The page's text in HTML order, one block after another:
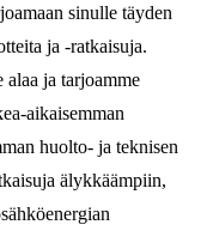
sinulle täyden
ja -ratkaisuja.
alaa ja tarjoamme
aikaisemman
huolto- ja teknisen
älykkäämpiin,